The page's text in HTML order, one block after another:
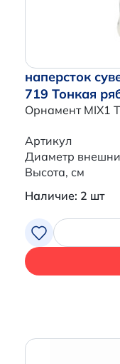
наперсток
719 Тонкая
Орнамент MIX1
Артикул
Диаметр
Высота, см
Наличие: 2 шт